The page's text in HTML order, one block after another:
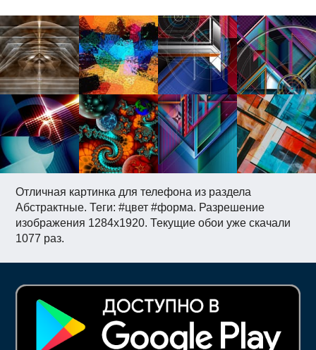
Отличная картинка для телефона из раздела
Абстрактные. Теги: #цвет #форма. Разрешение
изображения 1284x1920. Текущие обои уже скачали
1077 раз.